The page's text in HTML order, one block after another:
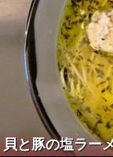
貝と豚の塩ラー